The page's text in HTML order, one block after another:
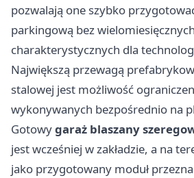
pozwalają one szybko
parkingową bez
charakterystycznych dla
Największą przewagą
stalowej jest możliwość
wykonywanych bezpośrednio na
Gotowygaraż blaszany
jest wcześniej w zakładzie, a na
jako przygotowany moduł